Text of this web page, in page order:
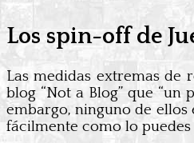
Los spin-off de
Las medidas extremas de
blog “Not a Blog” que “un
embargo, ninguno de ellos
fácilmente como lo puedes